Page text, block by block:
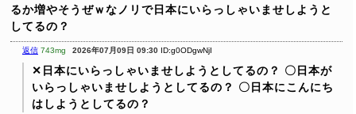
るか増やそうぜｗなノリで日本にいらっしゃいませしようと
してるの？
返信 743mg 2026年07月09日 09:30 ID:g0ODgwNjI
✕日本にいらっしゃいませしようとしてるの？
〇日本が
いらっしゃいませしようとしてるの？
〇日本にこんにち
はしようとしてるの？